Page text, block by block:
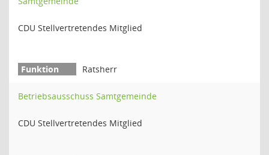
CDU Stellvertretendes Mitglied
Ratsherr
Betriebsausschuss Samtgemeinde
CDU Stellvertretendes Mitglied